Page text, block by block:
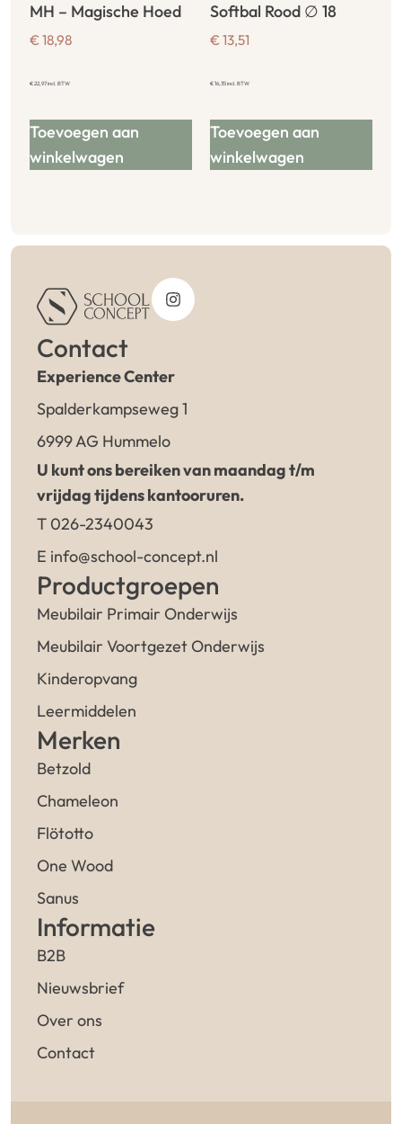
MH – Magische Hoed
€ 18,98
€22,97incl. BTW
Toevoegen aan
winkelwagen
Softbal Rood ∅ 18
€ 13,51
€16,35incl. BTW
Toevoegen aan
winkelwagen
Contact
Experience Center
Spalderkampseweg 1
6999 AG Hummelo
U kunt ons bereiken van maandag t/m
vrijdag tijdens kantooruren.
T 026-2340043
E info@school-concept.nl
Productgroepen
Meubilair Primair Onderwijs
Meubilair Voortgezet Onderwijs
Kinderopvang
Leermiddelen
Merken
Betzold
Chameleon
Flötotto
One Wood
Sanus
Informatie
B2B
Nieuwsbrief
Over ons
Contact